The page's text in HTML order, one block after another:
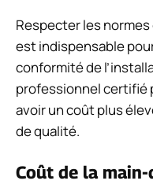
Respecter les
est indispensable
conformité de
professionnel certifié
avoir un coût plus
de qualité.
Coût de la